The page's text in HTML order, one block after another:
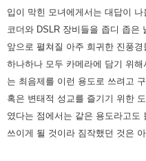
입이 막힌 모녀에게서는 대답이
코더와 DSLR 장비들을 좁디 좁은
앞으로 펼쳐질 아주 희귀한 진풍경
하나하나 모두 카메라에 담기 위
는 최음제를 이런 용도로 쓰려고
혹은 변태적 성교를 즐기기 위한
였다는 점에서는 같은 용도라고도
쓰이게 될 것이라 짐작했던 것은 아